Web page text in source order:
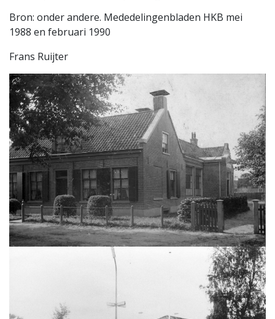
Bron: onder andere. Mededelingenbladen HKB mei
1988 en februari 1990
Frans Ruijter